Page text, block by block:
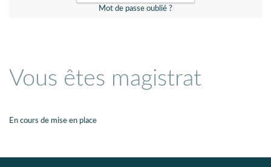
Mot de passe oublié ?
Vous êtes magistrat
En cours de mise en place